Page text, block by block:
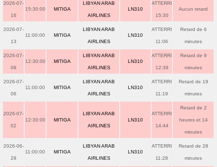
2026-07-
16
15:30:00 MITIGA
LIBYAN ARAB
AIRLINES
LN310
ATTERRI
15:30
Aucun retard
2026-07-
13
11:00:00 MITIGA
LIBYAN ARAB
AIRLINES
LN310
ATTERRI
11:06
Retard de 6
minutes
2026-07-
09
12:30:00 MITIGA
LIBYAN ARAB
AIRLINES
LN310
ATTERRI
12:39
Retard de 9
minutes
2026-07-
06
11:00:00 MITIGA
LIBYAN ARAB
AIRLINES
LN310
ATTERRI
11:19
Retard de 19
minutes
2026-07-
02
12:30:00 MITIGA
LIBYAN ARAB
AIRLINES
LN310
ATTERRI
14:44
Retard de 2
heures et 14
minutes
2026-06-
29
11:00:00 MITIGA
LIBYAN ARAB
AIRLINES
LN310
ATTERRI
11:28
Retard de 28
minutes